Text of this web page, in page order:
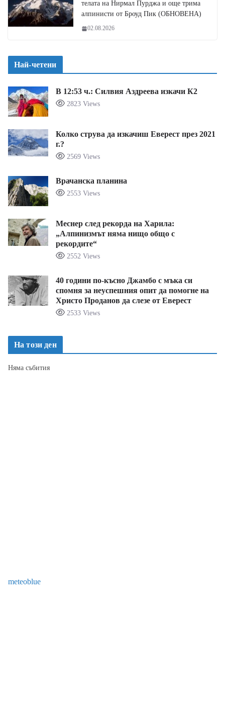
телата на Нирмал Пурджа и още трима
алпинисти от Броуд Пик (ОБНОВЕНА)
02.08.2026
Най-четени
В 12:53 ч.: Силвия Аздреева изкачи К2
2823 Views
Колко струва да изкачиш Еверест през 2021
г.?
2569 Views
Врачанска планина
2553 Views
Меснер след рекорда на Харила:
„Алпинизмът няма нищо общо с
рекордите“
2552 Views
40 години по-късно Джамбо с мъка си
спомня за неуспешния опит да помогне на
Христо Проданов да слезе от Еверест
2533 Views
На този ден
Няма събития
meteoblue